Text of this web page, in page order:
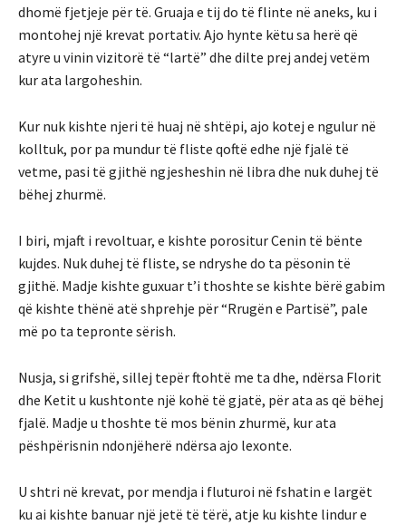
dhomë fjetjeje për të. Gruaja e tij do të flinte në aneks, ku i
montohej një krevat portativ. Ajo hynte këtu sa herë që
atyre u vinin vizitorë të “lartë” dhe dilte prej andej vetëm
kur ata largoheshin.
Kur nuk kishte njeri të huaj në shtëpi, ajo kotej e ngulur në
kolltuk, por pa mundur të fliste qoftë edhe një fjalë të
vetme, pasi të gjithë ngjesheshin në libra dhe nuk duhej të
bëhej zhurmë.
I biri, mjaft i revoltuar, e kishte porositur Cenin të bënte
kujdes. Nuk duhej të fliste, se ndryshe do ta pësonin të
gjithë. Madje kishte guxuar t’i thoshte se kishte bërë gabim
që kishte thënë atë shprehje për “Rrugën e Partisë”, pale
më po ta tepronte sërish.
Nusja, si grifshë, sillej tepër ftohtë me ta dhe, ndërsa Florit
dhe Ketit u kushtonte një kohë të gjatë, për ata as që bëhej
fjalë. Madje u thoshte të mos bënin zhurmë, kur ata
pëshpërisnin ndonjëherë ndërsa ajo lexonte.
U shtri në krevat, por mendja i fluturoi në fshatin e largët
ku ai kishte banuar një jetë të tërë, atje ku kishte lindur e